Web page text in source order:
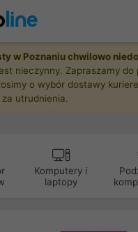
w Poznaniu chwilowo
nieczynny. Zapraszamy do
o wybór dostawy
utrudnienia.
Komputery i
laptopy